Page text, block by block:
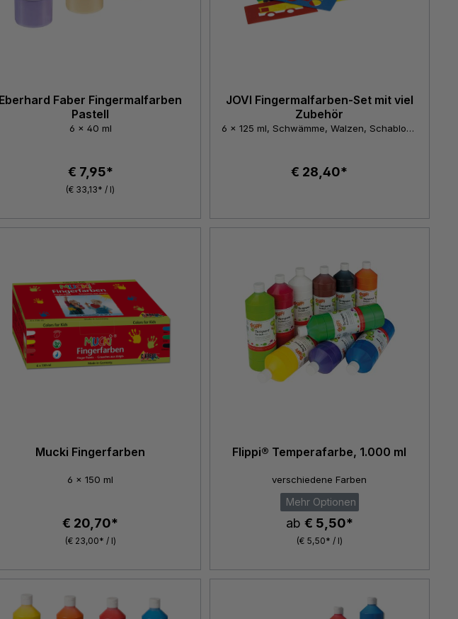
Eberhard Faber Fingermalfarben
Pastell
6 x 40 ml
€ 7,95*
(€ 33,13* / l)
JOVI Fingermalfarben-Set mit viel
Zubehör
6 x 125 ml, Schwämme, Walzen, Schablonen
€ 28,40*
Mucki Fingerfarben
6 x 150 ml
€ 20,70*
(€ 23,00* / l)
Flippi® Temperafarbe, 1.000 ml
verschiedene Farben
Mehr Optionen
ab € 5,50*
(€ 5,50* / l)